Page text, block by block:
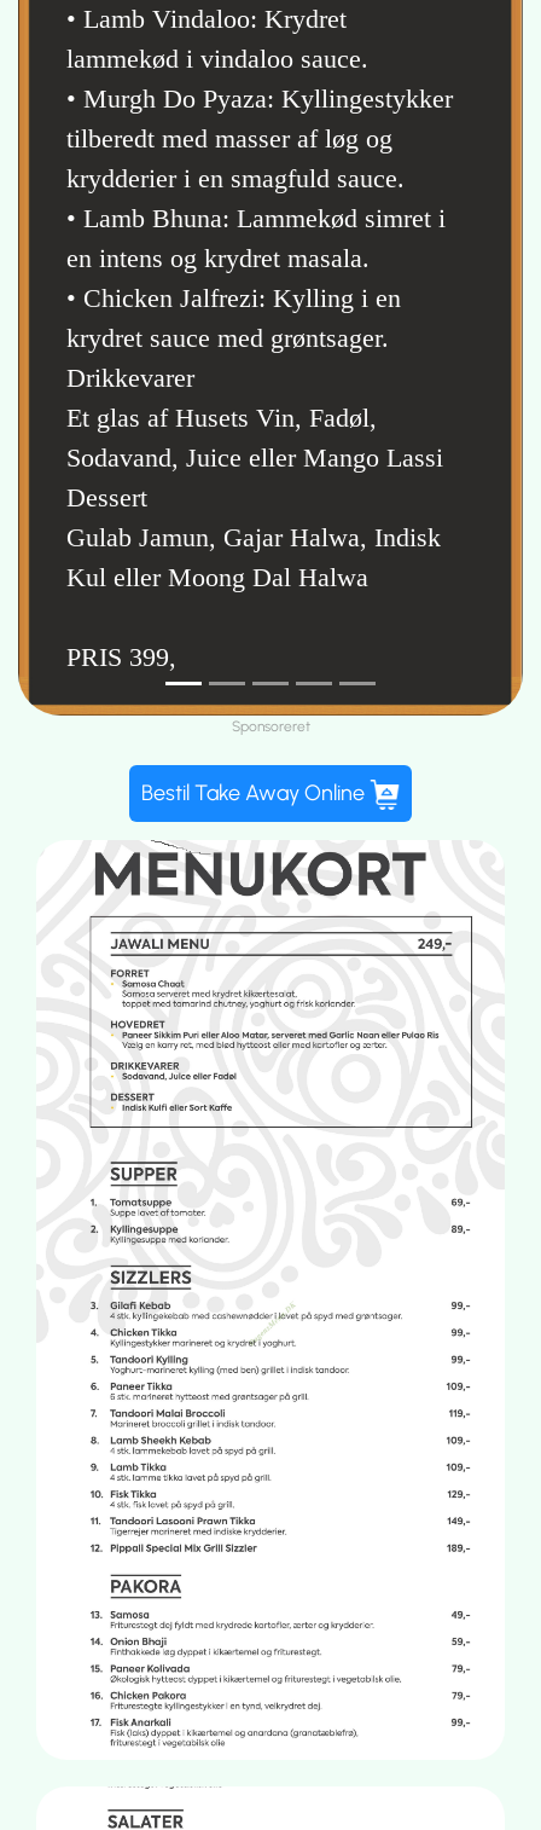
• Lamb Vindaloo: Krydret
lammekød i vindaloo sauce.
• Murgh Do Pyaza: Kyllingestykker
tilberedt med masser af løg og
krydderier i en smagfuld sauce.
• Lamb Bhuna: Lammekød simret i
en intens og krydret masala.
• Chicken Jalfrezi: Kylling i en
krydret sauce med grøntsager.
Drikkevarer
Et glas af Husets Vin, Fadøl,
Sodavand, Juice eller Mango Lassi
Dessert
Gulab Jamun, Gajar Halwa, Indisk
Kul eller Moong Dal Halwa
PRIS 399,
Sponsoreret
Bestil Take Away Online